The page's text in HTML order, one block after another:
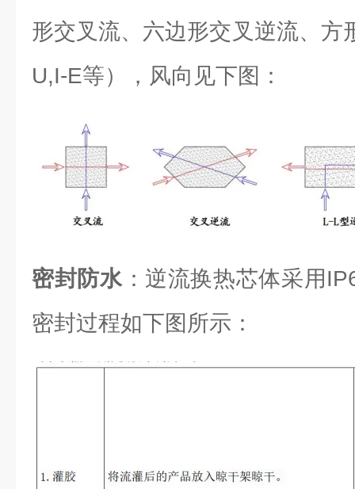
形交叉流、六边形交叉逆流、方
U,I-E等），风向见下图：
密封防水：逆流换热芯体采用
密封过程如下图所示：